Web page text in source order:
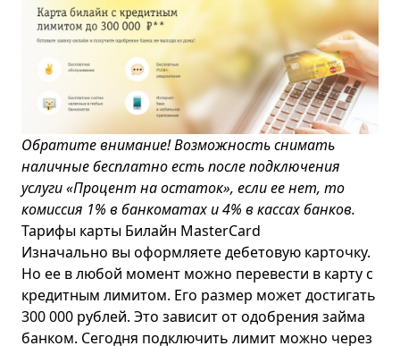
Обратите внимание! Возможность снимать
наличные бесплатно есть после подключения
услуги «Процент на остаток», если ее нет, то
комиссия 1% в банкоматах и 4% в кассах банков.
Тарифы карты Билайн MasterCard
Изначально вы оформляете дебетовую карточку.
Но ее в любой момент можно перевести в карту с
кредитным лимитом. Его размер может достигать
300 000 рублей. Это зависит от одобрения займа
банком. Сегодня подключить лимит можно через